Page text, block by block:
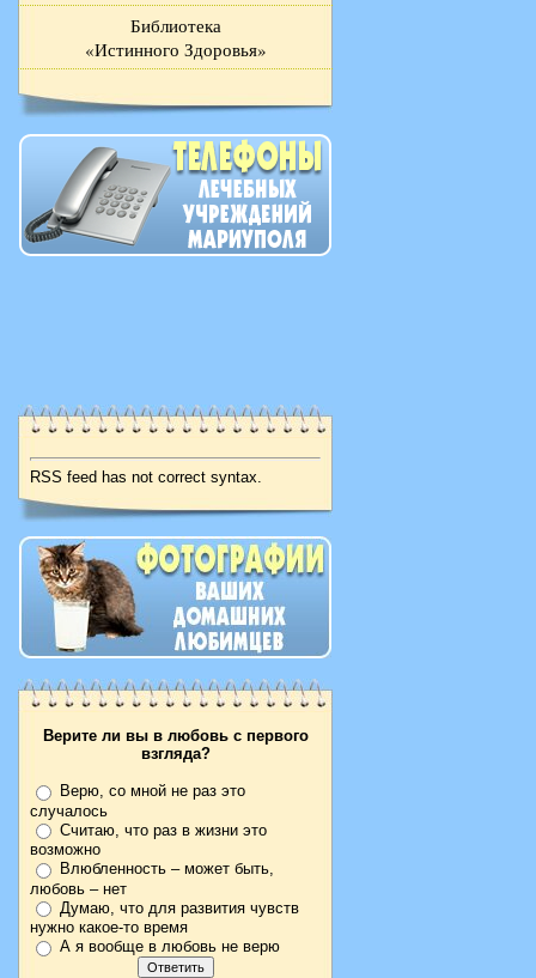
Библиотека
«Истинного Здоровья»
RSS feed has not correct syntax.
Верите ли вы в любовь с первого
взгляда?
Верю, со мной не раз это
случалось
Считаю, что раз в жизни это
возможно
Влюбленность – может быть,
любовь – нет
Думаю, что для развития чувств
нужно какое-то время
А я вообще в любовь не верю